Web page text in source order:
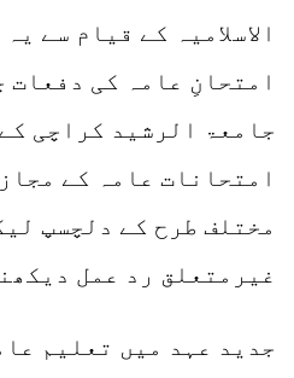
الاسلامیہ کے قیام سے
امتحانِ عامہ کی دفعات
جامعۃ الرشید کراچی
امتحانات عامہ کے
مختلف طرح کے دلچسپ
غیرمتعلق رد عمل
جدید عہد میں تعلیم